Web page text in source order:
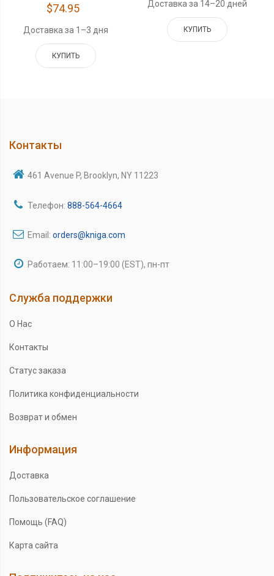
$74.95
Доставка за 1–3 дня
КУПИТЬ
Доставка за 14–20 дней
КУПИТЬ
Контакты
461 Avenue P, Brooklyn, NY 11223
Телефон: 888-564-4664
Email: orders@kniga.com
Работаем: 11:00–19:00 (EST), пн-пт
Служба поддержки
О Нас
Контакты
Статус заказа
Политика конфиденциальности
Возврат и обмен
Информация
Доставка
Пользовательское соглашение
Помощь (FAQ)
Карта сайта